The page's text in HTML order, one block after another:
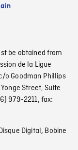
be obtained from
de la Ligue
o Goodman Phillips
Street, Suite
979-2211, fax:
Digital, Bobine